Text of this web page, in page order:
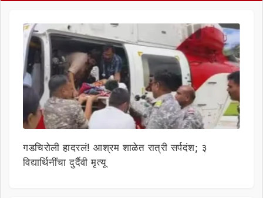
गडचिरोली हादरलं! आश्रम शाळेत रात्री सर्पदंश; ३
विद्यार्थिनींचा दुर्दैवी मृत्यू